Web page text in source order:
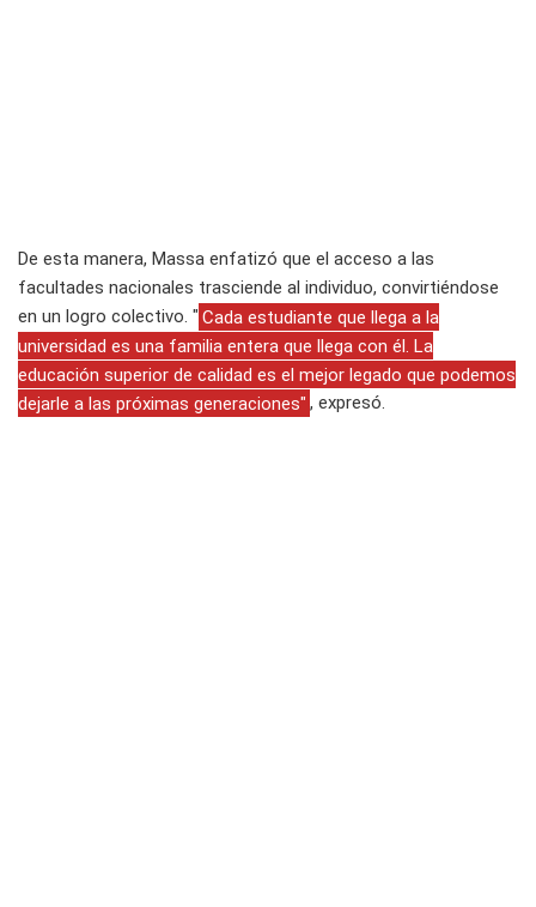
De esta manera, Massa enfatizó que el acceso a las
facultades nacionales trasciende al individuo, convirtiéndose
en un logro colectivo. " Cada estudiante que llega a la
universidad es una familia entera que llega con él. La
educación superior de calidad es el mejor legado que podemos
dejarle a las próximas generaciones" , expresó.